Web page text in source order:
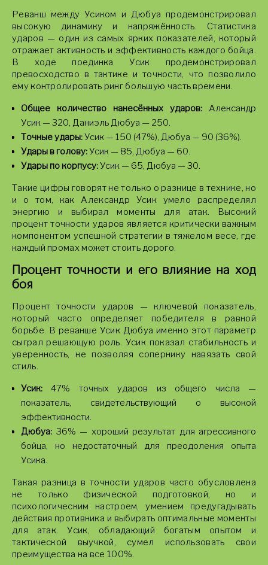
Реванш между Усиком и Дюбуа продемонстрировал
высокую динамику и напряжённость. Статистика
ударов — один из самых ярких показателей, который
отражает активность и эффективность каждого бойца.
В ходе поединка Усик продемонстрировал
превосходство в тактике и точности, что позволило
ему контролировать ринг большую часть времени.
Общее количество нанесённых ударов: Александр
Усик — 320, Даниэль Дюбуа — 250.
Точные удары:Усик — 150 (47%), Дюбуа — 90 (36%).
Удары в голову:Усик — 85, Дюбуа — 60.
Удары по корпусу:Усик — 65, Дюбуа — 30.
Такие цифры говорят не только о разнице в технике, но
и о том, как Александр Усик умело распределял
энергию и выбирал моменты для атак. Высокий
процент точности ударов является критически важным
компонентом успешной стратегии в тяжелом весе, где
каждый промах может стоить дорого.
Процент точности и его влияние на ход
боя
Процент точности ударов — ключевой показатель,
который часто определяет победителя в равной
борьбе. В реванше Усик Дюбуа именно этот параметр
сыграл решающую роль. Усик показал стабильность и
уверенность, не позволяя сопернику навязать свой
стиль.
Усик: 47% точных ударов из общего числа —
показатель, свидетельствующий о высокой
эффективности.
Дюбуа: 36% — хороший результат для агрессивного
бойца, но недостаточный для преодоления опыта
Усика.
Такая разница в точности ударов часто обусловлена
не только физической подготовкой, но и
психологическим настроем, умением предугадывать
действия противника и выбирать оптимальные моменты
для атак. Усик, обладающий богатым опытом и
тактической выучкой, сумел использовать свои
преимущества на все 100%.